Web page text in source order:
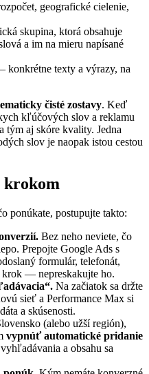
geografické cielenie,
skupina, ktorá obsahuje
a im na mieru napísané
konkrétne texty a výrazy, na
čisté zostavy. Keď
kľúčových slov a reklamu
tým aj skóre kvality. Jedna
slov je naopak istou cestou
krokom
ponúkate, postupujte takto:
Bez neho neviete, čo
Prepojte Google Ads s
formulár, telefonát,
krok — nepreskakujte ho.
Na začiatok sa držte
sieť a Performance Max si
a skúsenosti.
(alebo užší región),
vypnúť automatické pridanie
a obsahu sa